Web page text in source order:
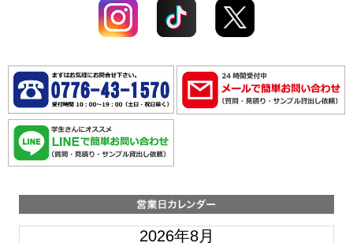
2026年8月